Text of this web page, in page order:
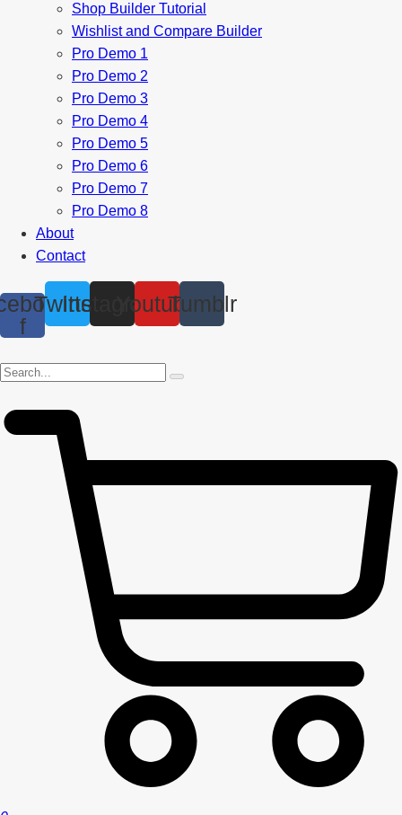
Shop Builder Tutorial
Wishlist and Compare Builder
Pro Demo 1
Pro Demo 2
Pro Demo 3
Pro Demo 4
Pro Demo 5
Pro Demo 6
Pro Demo 7
Pro Demo 8
About
Contact
f
TwitterInstagramYoutubeTumblr